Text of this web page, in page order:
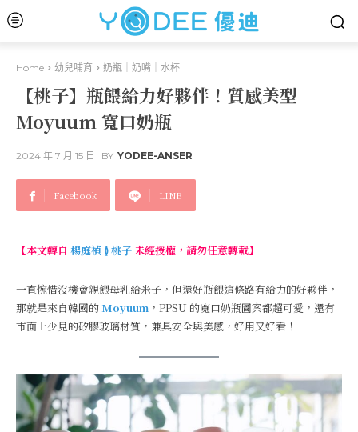
Home 幼兒哺育 奶瓶｜奶嘴｜水杯
【桃子】瓶餵給力好夥伴！質感美型
Moyuum 寬口奶瓶
2024 年 7 月 15 日 BY YODEE-ANSER
Facebook LINE
【本文轉自 楊庭禎 ≬ 桃子未經授權，請勿任意轉載】
一直惋惜沒機會親餵母乳給米子，但還好瓶餵這條路有給力的好夥伴，
那就是來自韓國的Moyuum ，PPSU 的寬口奶瓶圖案都超可愛，還有
市面上少見的矽膠玻璃材質，兼具安全與美感，好用又好看！